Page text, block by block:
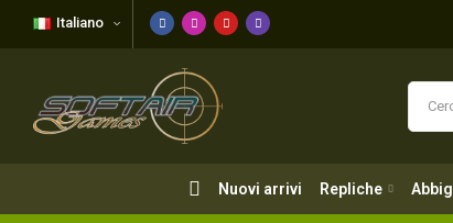
Italiano
Nuovi arrivi Repliche
Nuovi arrivi